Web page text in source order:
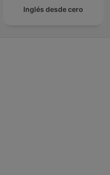
Inglés desde cero